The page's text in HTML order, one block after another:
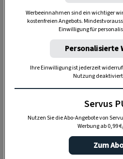
Schmerztherapie
eine
wirkt
Nelkenöl lindert
auch als Mundwasser.
Werbeeinnahmen sind ein wichtiger
kostenfreien Angebots.
Einwilligung für
Personalisierte
Ihre Einwilligung ist jederzeit
Nutzung
Servus
Nutzen Sie die Abo-Angebote von
Werbung ab 0,99
Zum